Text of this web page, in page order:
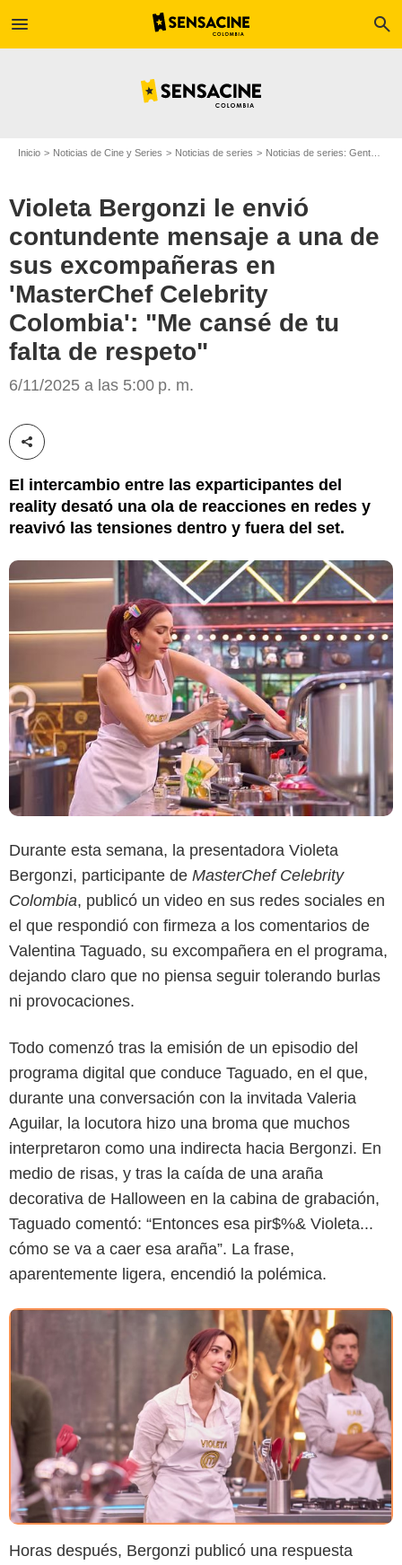
menu search
Inicio Noticias de Cine y Series Noticias de series Noticias de series: Gente
Violeta Bergonzi le envió
contundente mensaje a una de
sus excompañeras en
'MasterChef Celebrity
Colombia': "Me cansé de tu
falta de respeto"
6/11/2025 a las 5:00 p. m.
Compartir esta noticia
El intercambio entre las exparticipantes del
reality desató una ola de reacciones en redes y
reavivó las tensiones dentro y fuera del set.
Canal RCN
Durante esta semana, la presentadora Violeta
Bergonzi, participante de MasterChef Celebrity
Colombia, publicó un video en sus redes sociales en
el que respondió con firmeza a los comentarios de
Valentina Taguado, su excompañera en el programa,
dejando claro que no piensa seguir tolerando burlas
ni provocaciones.
Todo comenzó tras la emisión de un episodio del
programa digital que conduce Taguado, en el que,
durante una conversación con la invitada Valeria
Aguilar, la locutora hizo una broma que muchos
interpretaron como una indirecta hacia Bergonzi. En
medio de risas, y tras la caída de una araña
decorativa de Halloween en la cabina de grabación,
Taguado comentó: “Entonces esa pir$%& Violeta...
cómo se va a caer esa araña”. La frase,
aparentemente ligera, encendió la polémica.
Canal RCN
Horas después, Bergonzi publicó una respuesta